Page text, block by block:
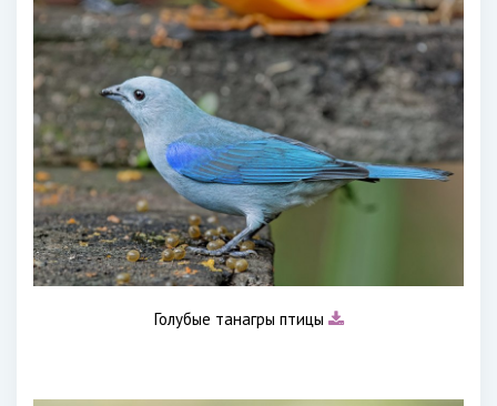
Голубые танагры птицы